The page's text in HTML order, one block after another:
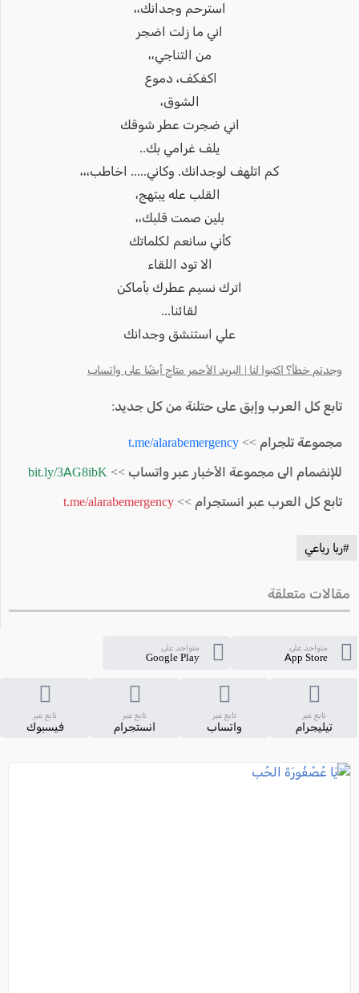
استرحم وجدانك،،
اني ما زلت اضجر
من التناجي،،
اكفكف، دموع
الشوق،
اني ضجرت عطر شوقك
يلف غرامي بك..
كم اتلهف لوجدانك. وكاني..... اخاطب،،،
القلب عله يبتهج،
بلين صمت قلبك،،
كأني سانعم لكلماتك
الا تود اللقاء
اترك نسيم عطرك بأماكن
لقائنا...
علي استنشق وجدانك
وجدتم خطأ؟ اكتبوا لنا | البريد الأحمر متاح أيضًا على واتساب
تابع كل العرب وإبق على حتلنة من كل جديد:
مجموعة تلجرام >> t.me/alarabemergency
للإنضمام الى مجموعة الأخبار عبر واتساب >> bit.ly/3AG8ibK
تابع كل العرب عبر انستجرام >> t.me/alarabemergency
#ربا رباعي
مقالات متعلقة
متواجد على
App Store
متواجد على
Google Play
تابع عبر
تيليجرام
تابع عبر
واتساب
تابع عبر
انستجرام
تابع عبر
فيسبوك